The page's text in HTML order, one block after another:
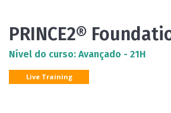
PRINCE2®
Nível do curso: Avançado - 21H
Live Training